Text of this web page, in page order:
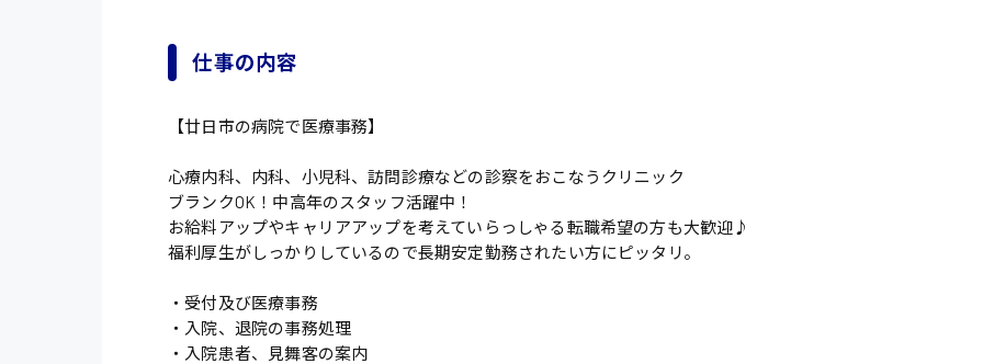
仕事の内容
【廿日市の病院で医療事務】
心療内科、内科、小児科、訪問診療などの診察をおこなうクリニック
ブランクOK！中高年のスタッフ活躍中！
お給料アップやキャリアアップを考えていらっしゃる転職希望の方も大歓迎♪
福利厚生がしっかりしているので長期安定勤務されたい方にピッタリ。
・受付及び医療事務
・入院、退院の事務処理
・入院患者、見舞客の案内